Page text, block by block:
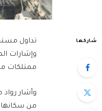
شاركها
تداول
وإشارات
ممتلكات
وأشار رواد
من